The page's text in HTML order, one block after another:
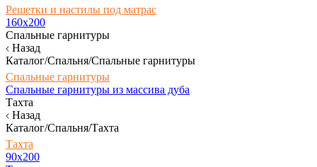
Решетки и настилы под матрас
160х200
Спальные гарнитуры
Назад
Каталог/Спальня/Спальные гарнитуры
Спальные гарнитуры
Спальные гарнитуры из массива дуба
Тахта
Назад
Каталог/Спальня/Тахта
Тахта
90х200